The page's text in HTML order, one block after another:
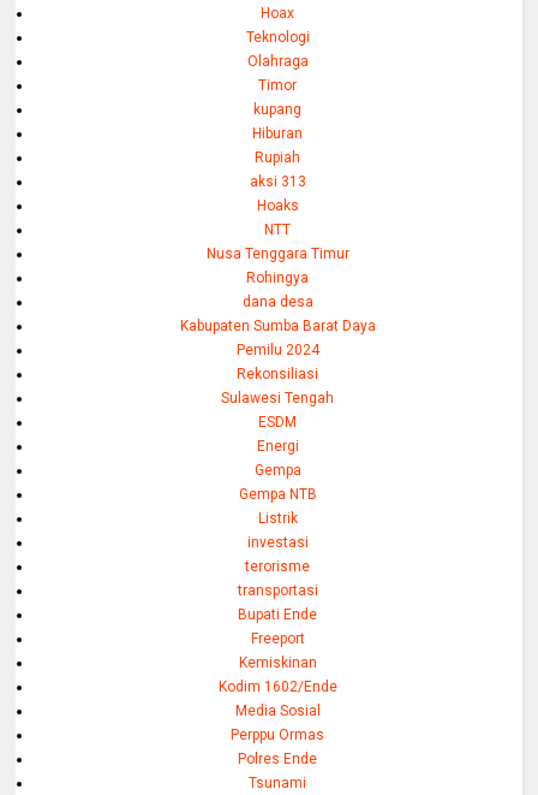
Hoax
Teknologi
Olahraga
Timor
kupang
Hiburan
Rupiah
aksi 313
Hoaks
NTT
Nusa Tenggara Timur
Rohingya
dana desa
Kabupaten Sumba Barat Daya
Pemilu 2024
Rekonsiliasi
Sulawesi Tengah
ESDM
Energi
Gempa
Gempa NTB
Listrik
investasi
terorisme
transportasi
Bupati Ende
Freeport
Kemiskinan
Kodim 1602/Ende
Media Sosial
Perppu Ormas
Polres Ende
Tsunami